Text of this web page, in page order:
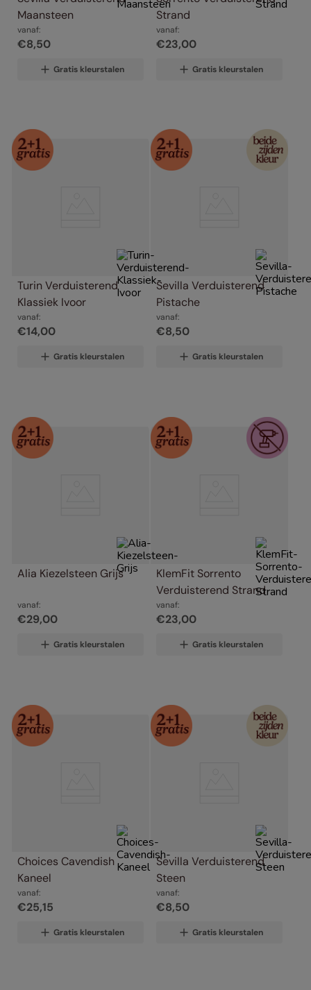
Maansteen
vanaf:
€8,50
Gratis kleurstalen
Strand
vanaf:
€23,00
Gratis kleurstalen
Turin Verduisterend
Klassiek Ivoor
vanaf:
€14,00
Gratis kleurstalen
Sevilla Verduisterend
Pistache
vanaf:
€8,50
Gratis kleurstalen
Alia Kiezelsteen Grijs
vanaf:
€29,00
Gratis kleurstalen
KlemFit Sorrento
Verduisterend Strand
vanaf:
€23,00
Gratis kleurstalen
Choices Cavendish
Kaneel
vanaf:
€25,15
Gratis kleurstalen
Sevilla Verduisterend
Steen
vanaf:
€8,50
Gratis kleurstalen